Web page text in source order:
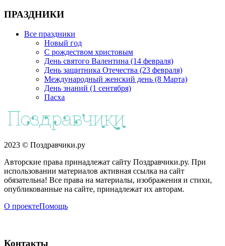
ПРАЗДНИКИ
Все праздники
Новый год
С рождеством христовым
День святого Валентина (14 февраля)
День защитника Отечества (23 февраля)
Международный женский день (8 Марта)
День знаний (1 сентября)
Пасха
2023 © Поздравчики.ру
Авторские права принадлежат сайту Поздравчики.ру. При
использовании материалов активная ссылка на сайт
обязательна! Все права на материалы, изображения и стихи,
опубликованные на сайте, принадлежат их авторам.
О проектеПомощь
Контакты